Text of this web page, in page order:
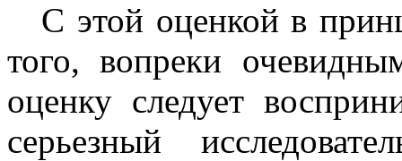
С этой оценкой в
того, вопреки
оценку следует
серьезный